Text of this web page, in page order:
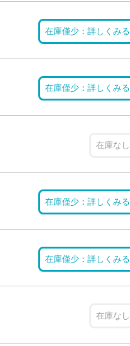
在庫僅少：詳しくみる
在庫僅少：詳しくみる
在庫なし
在庫僅少：詳しくみる
在庫僅少：詳しくみる
在庫なし